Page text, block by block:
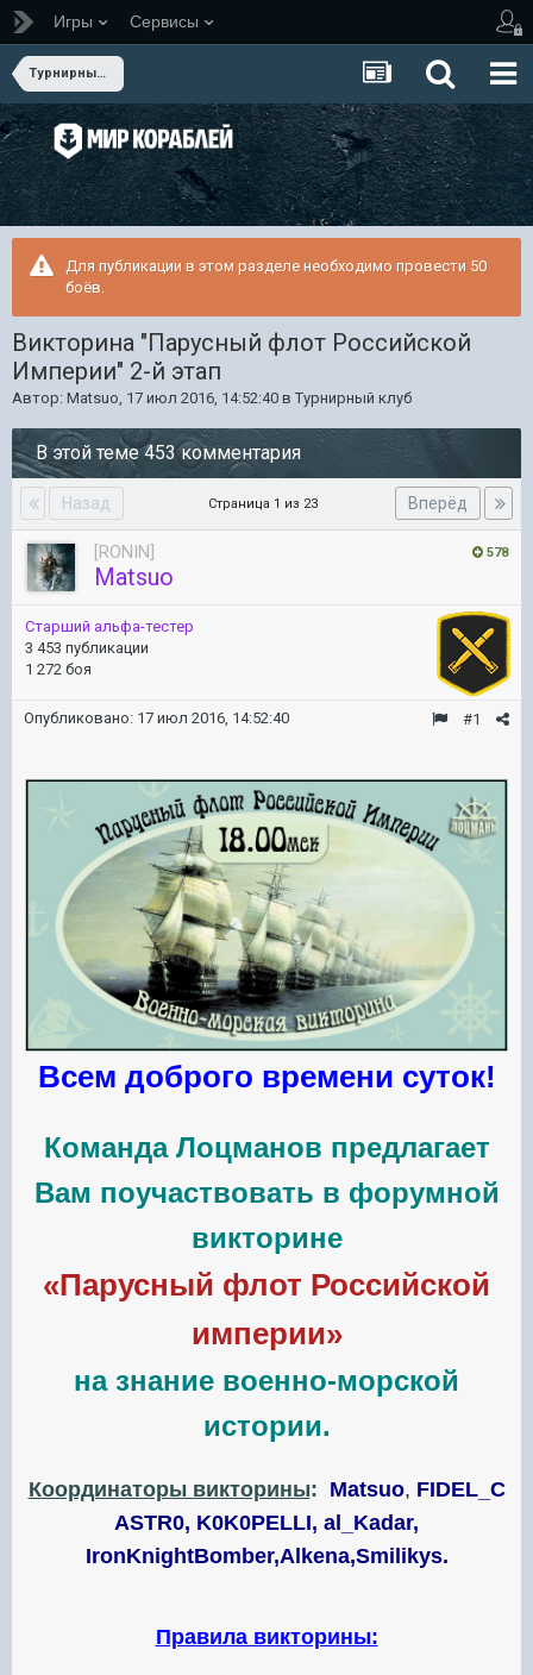
Игры Сервисы
Турнирный клуб
Для публикации в этом разделе необходимо провести 50
боёв.
Викторина "Парусный флот Российской
Империи" 2-й этап
Автор: Matsuo, 17 июл 2016, 14:52:40 в Турнирный клуб
В этой теме 453 комментария
Назад Вперёд
Страница 1 из 23
578
[RONIN]
Matsuo
Старший альфа-тестер
3 453 публикации
1 272 боя
#1
Опубликовано: 17 июл 2016, 14:52:40
Всем доброго времени суток!
Команда Лоцманов предлагает
Вам поучаствовать в форумной
викторине
«Парусный флот Российской
империи»
на знание военно-морской
истории.
Координаторы викторины: Matsuo, FIDEL_C
ASTR0, K0K0PELLI, al_Kadar,
IronKnightBomber,Alkena,Smilikys.
Правила викторины: